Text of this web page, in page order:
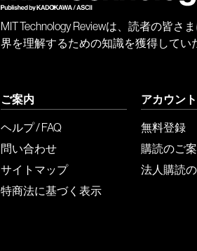
MIT Technology Reviewは、読者の皆さ
界を理解するための知識を獲得してい
ご案内
ヘルプ / FAQ
問い合わせ
サイトマップ
特商法に基づく表示
アカウント
無料登録
購読のご
法人購読